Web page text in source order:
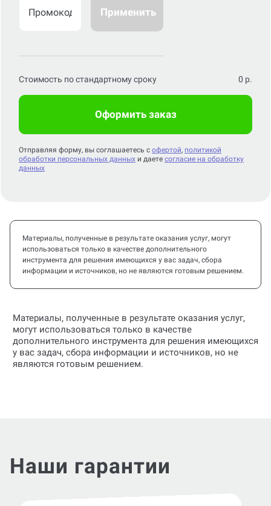
Применить
Стоимость по стандартному сроку 0 р.
Оформить заказ
Отправляя форму, вы соглашаетесь с офертой, политикой
обработки персональных данных и даете согласие на обработку
данных
Материалы, полученные в результате оказания услуг, могут
использоваться только в качестве дополнительного
инструмента для решения имеющихся у вас задач, сбора
информации и источников, но не являются готовым решением.
Материалы, полученные в результате оказания услуг,
могут использоваться только в качестве
дополнительного инструмента для решения имеющихся
у вас задач, сбора информации и источников, но не
являются готовым решением.
Наши гарантии